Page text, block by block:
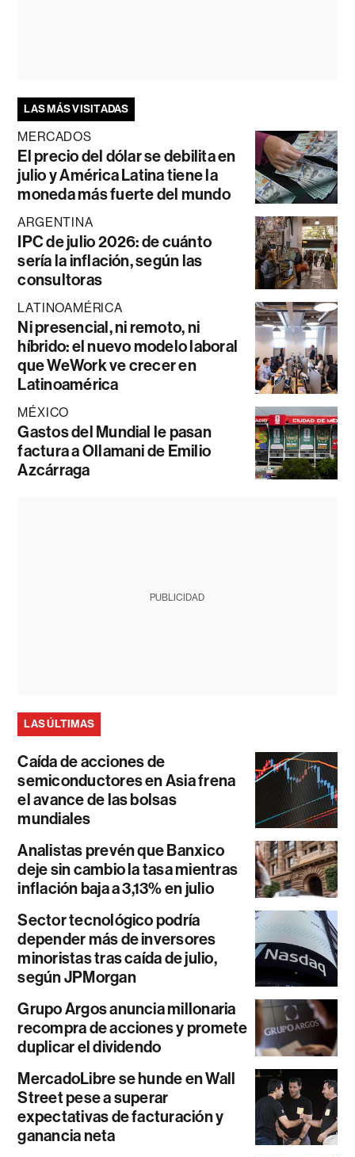
LAS MÁS VISITADAS
MERCADOS
El precio del dólar se debilita en
julio y América Latina tiene la
moneda más fuerte del mundo
ARGENTINA
IPC de julio 2026: de cuánto
sería la inflación, según las
consultoras
LATINOAMÉRICA
Ni presencial, ni remoto, ni
híbrido: el nuevo modelo laboral
que WeWork ve crecer en
Latinoamérica
MÉXICO
Gastos del Mundial le pasan
factura a Ollamani de Emilio
Azcárraga
PUBLICIDAD
LAS ÚLTIMAS
Caída de acciones de
semiconductores en Asia frena
el avance de las bolsas
mundiales
Analistas prevén que Banxico
deje sin cambio la tasa mientras
inflación baja a 3,13% en julio
Sector tecnológico podría
depender más de inversores
minoristas tras caída de julio,
según JPMorgan
Grupo Argos anuncia millonaria
recompra de acciones y promete
duplicar el dividendo
MercadoLibre se hunde en Wall
Street pese a superar
expectativas de facturación y
ganancia neta